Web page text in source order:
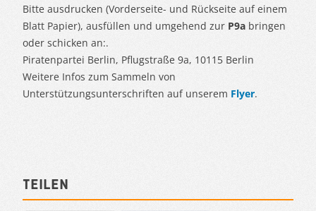
Bitte ausdrucken (Vorderseite- und Rückseite auf einem
Blatt Papier), ausfüllen und umgehend zur P9a bringen
oder schicken an:.
Piratenpartei Berlin, Pflugstraße 9a, 10115 Berlin
Weitere Infos zum Sammeln von
Unterstützungsunterschriften auf unserem Flyer.
Teilen